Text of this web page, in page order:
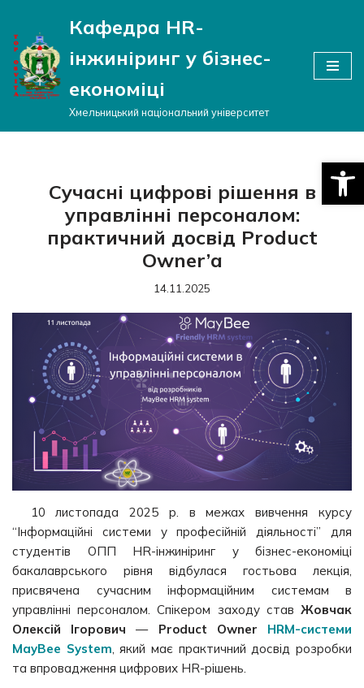
Перейти
до
вмісту
Кафедра HR-
інжиніринг у бізнес-
економіці
Хмельницький національний університет
Сучасні цифрові рішення в
управлінні персоналом:
практичний досвід Product
Owner’a
14.11.2025
10 листопада 2025 р. в межах вивчення курсу
“Інформаційні системи у професійній діяльності” для
студентів ОПП HR-інжиніринг у бізнес-економіці
бакалаврського рівня відбулася гостьова лекція,
присвячена сучасним інформаційним системам в
управлінні персоналом. Спікером заходу став Жовчак
Олексій Ігорович — Product Owner HRM-системи
MayBee System , який має практичний досвід розробки
та впровадження цифрових HR-рішень.